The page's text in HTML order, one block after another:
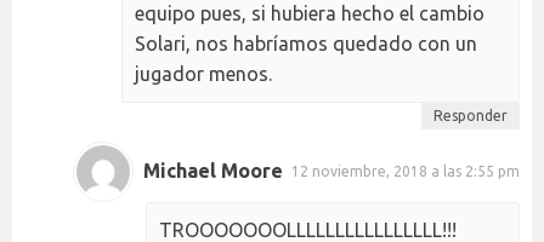
equipo pues, si hubiera hecho el cambio
Solari, nos habríamos quedado con un
jugador menos.
Responder
Michael Moore 12 noviembre, 2018 a las 2:55 pm
TROOOOOOOLLLLLLLLLLLLLLLL!!!